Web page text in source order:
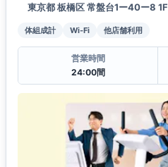
東京都 板橋区 常盤台1ー40ー8 1F
体組成計 Wi-Fi 他店舗利用
営業時間
24:00間